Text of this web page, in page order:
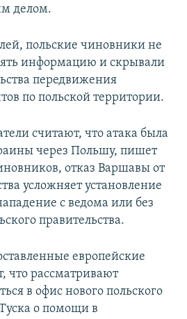
делом.
польские чиновники не
информацию и скрывали
передвижения
по польской территории.
считают, что атака была
через Польшу, пишет
отказ Варшавы от
усложняет установление
с ведома или без
правительства.
европейские
что рассматривают
в офис нового польского
о помощи в